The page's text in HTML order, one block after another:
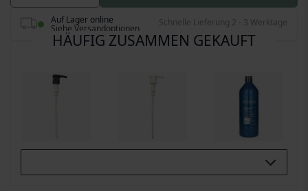
Auf Lager online
Siehe Versandoptionen
Schnelle Lieferung 2 - 3 Werktage
HÄUFIG ZUSAMMEN GEKAUFT